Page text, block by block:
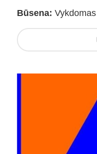
Būsena: Vykdomas